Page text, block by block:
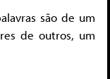
são de um
de outros, um